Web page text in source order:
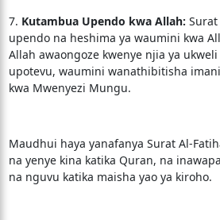
7. Kutambua Upendo kwa Allah:
upendo na heshima ya waumini kwa
Allah awaongoze kwenye njia ya
upotevu, waumini wanathibitisha
kwa Mwenyezi Mungu.
Maudhui haya yanafanya Surat Al-
na yenye kina katika Quran, na
na nguvu katika maisha yao ya kiroho.